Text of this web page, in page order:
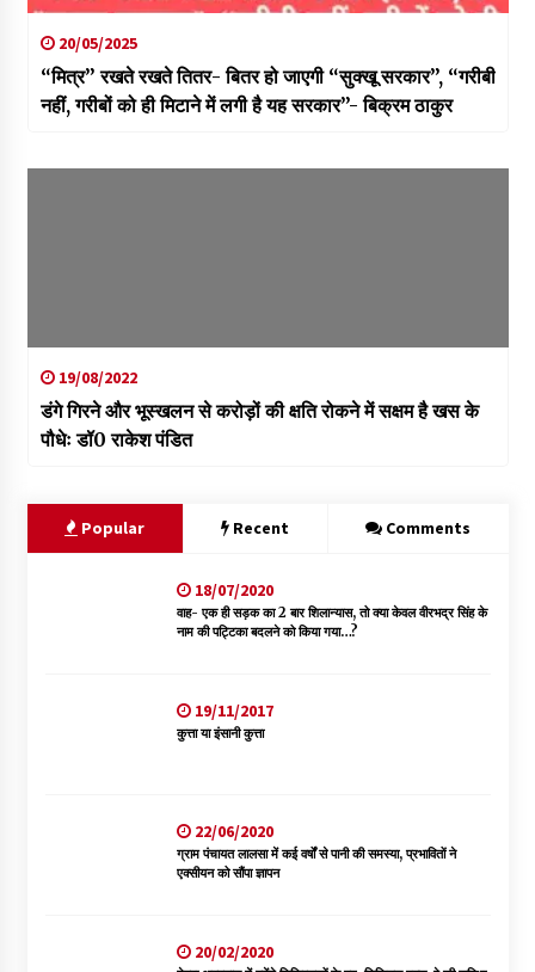
20/05/2025
“मित्र” रखते रखते तितर- बितर हो जाएगी “सुक्खू सरकार”, “गरीबी
नहीं, गरीबों को ही मिटाने में लगी है यह सरकार”- बिक्रम ठाकुर
19/08/2022
डंगे गिरने और भूस्खलन से करोड़ों की क्षति रोकने में सक्षम है खस के
पौधेः डॉ0 राकेश पंडित
Popular Recent Comments
18/07/2020
वाह- एक ही सड़क का 2 बार शिलान्यास, तो क्या केवल वीरभद्र सिंह के
नाम की पट्टिका बदलने को किया गया…?
19/11/2017
कुत्ता या इंसानी कुत्ता
22/06/2020
ग्राम पंचायत लालसा में कई वर्षों से पानी की समस्या, प्रभावितों ने
एक्सीयन को सौंपा ज्ञापन
20/02/2020